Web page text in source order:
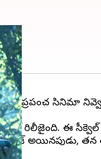
ప్రపంచ సినిమా
రిలీజైంది. ఈ
రిలీజ్ అయినపుడు,